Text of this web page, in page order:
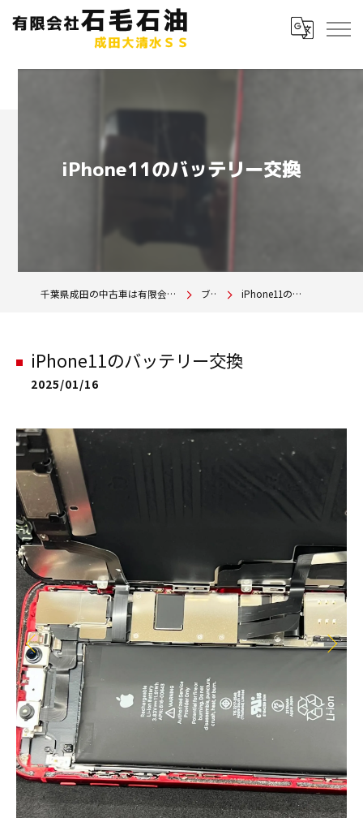
iPhone11のバッテリー交換
千葉県成田の中古車は有限会社石毛石油 成田大清水SS ブログ iPhone11のバッテリー交換
iPhone11のバッテリー交換
2025/01/16